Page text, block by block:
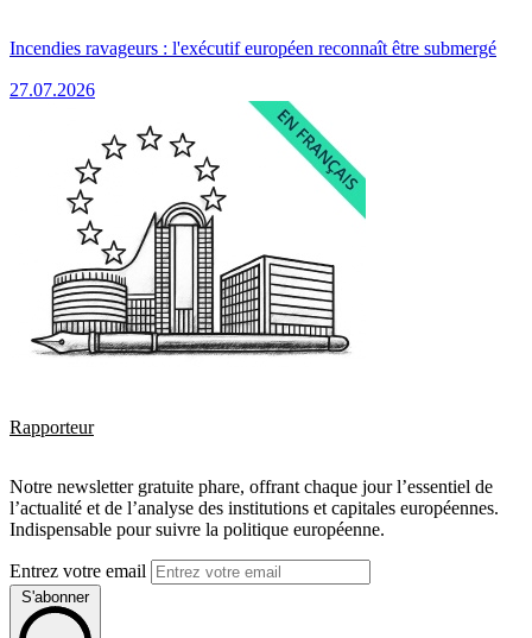
Incendies ravageurs : l'exécutif européen reconnaît être submergé
27.07.2026
Rapporteur
Notre newsletter gratuite phare, offrant chaque jour l’essentiel de
l’actualité et de l’analyse des institutions et capitales européennes.
Indispensable pour suivre la politique européenne.
Entrez votre email
S'abonner